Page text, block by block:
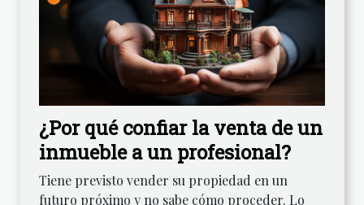
¿Por qué confiar la venta de un
inmueble a un profesional?
Tiene previsto vender su propiedad en un
futuro próximo y no sabe cómo proceder. Lo